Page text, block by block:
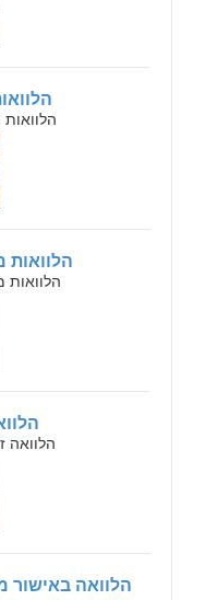
הלוואות
הלוואות
הלוואות
הלוואה